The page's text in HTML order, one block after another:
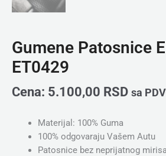
Gumene Patosnice
ET0429
Cena: 5.100,00 RSD sa
Materijal: 100% Guma
100% odgovaraju Vašem Autu
Patosnice bez neprijatnog